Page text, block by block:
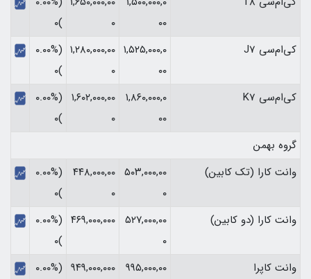
۰۰
۰
)۰
کی‌ام‌سی J7
۱,۵۲۵,۰۰۰,۰
۰۰
۱,۲۸۰,۰۰۰,۰۰
۰
(۰.۰۰%
)۰
کی‌ام‌سی K7
۱,۸۶۰,۰۰۰,۰
۰۰
۱,۶۰۲,۰۰۰,۰۰
۰
(۰.۰۰%
)۰
گروه بهمن
وانت کارا (تک کابین)
۵۰۳,۰۰۰,۰۰
۰
۴۴۸,۰۰۰,۰۰
۰
(۰.۰۰%
)۰
وانت کارا (دو کابین)
۵۲۷,۰۰۰,۰۰
۰
۴۶۹,۰۰۰,۰۰۰
(۰.۰۰%
)۰
وانت کاپرا
۹۹۵,۰۰۰,۰۰
۹۴۹,۰۰۰,۰۰۰
(۰.۰۰%